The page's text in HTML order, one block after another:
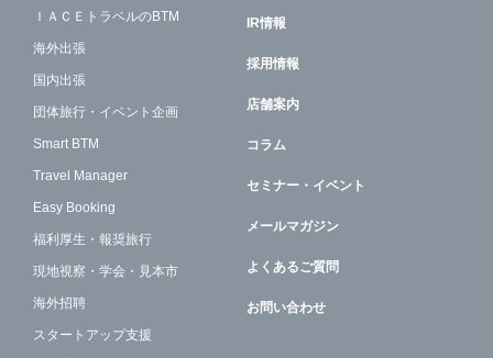
ＩＡＣＥトラベルのBTM
海外出張
国内出張
団体旅行・イベント企画
Smart BTM
Travel Manager
Easy Booking
福利厚生・報奨旅行
現地視察・学会・見本市
海外招聘
スタートアップ支援
IR情報
採用情報
店舗案内
コラム
セミナー・イベント
メールマガジン
よくあるご質問
お問い合わせ